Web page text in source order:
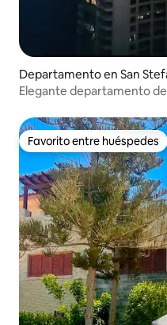
Departamento en San
Elegante departamento
Favorito entre huéspedes
Favorito entre huéspedes